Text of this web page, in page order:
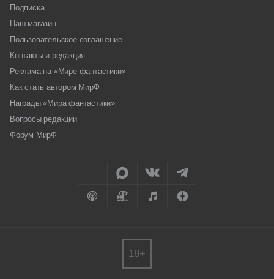
Подписка
Наш магазин
Пользовательское соглашение
Контакты и редакция
Реклама на «Мире фантастики»
Как стать автором МирФ
Награды «Мира фантастики»
Вопросы редакции
Форум МирФ
18+